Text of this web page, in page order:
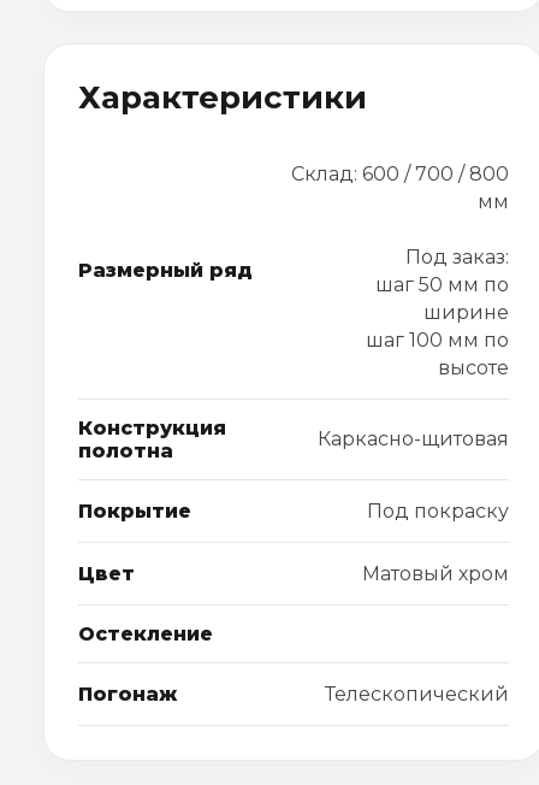
Характеристики
Размерный ряд
Склад: 600 / 700 / 800
мм
Под заказ:
шаг 50 мм по
ширине
шаг 100 мм по
высоте
Конструкция
полотна
Каркасно-щитовая
Покрытие Под покраску
Цвет Матовый хром
Остекление
Погонаж Телескопический